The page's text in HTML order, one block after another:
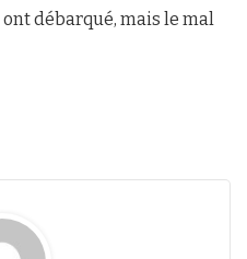
débarqué, mais le mal